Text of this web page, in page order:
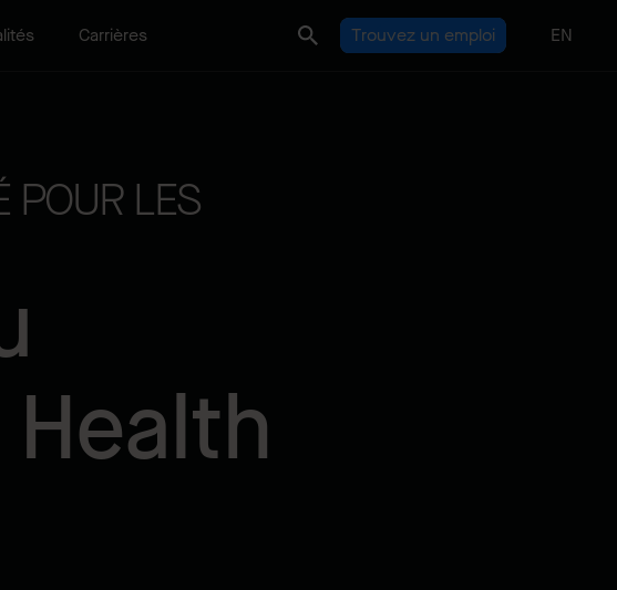
Carrières Trouvez un emploi EN
POUR LES